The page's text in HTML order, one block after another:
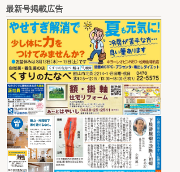
最新号掲載広告